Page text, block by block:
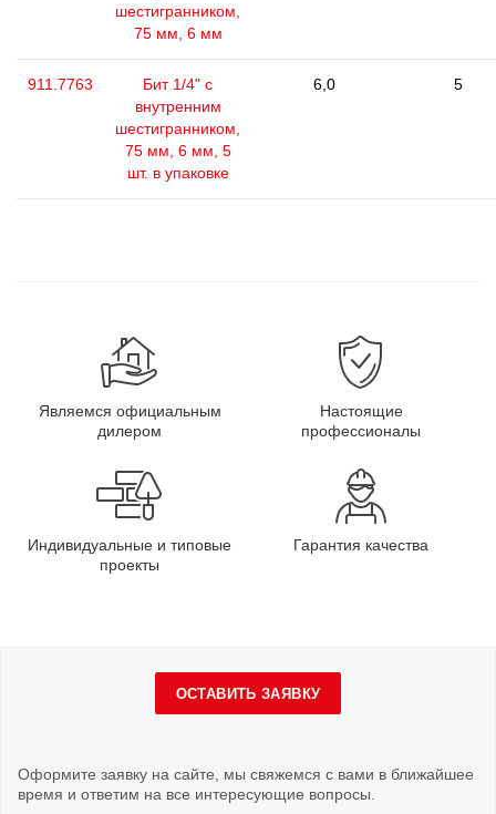
шестигранником,
75 мм, 6 мм
911.7763
Бит 1/4" с
внутренним
шестигранником,
75 мм, 6 мм, 5
шт. в упаковке
6,0 5
Являемся официальным
дилером
Настоящие
профессионалы
Индивидуальные и типовые
проекты
Гарантия качества
ОСТАВИТЬ ЗАЯВКУ
Оформите заявку на сайте, мы свяжемся с вами в ближайшее
время и ответим на все интересующие вопросы.